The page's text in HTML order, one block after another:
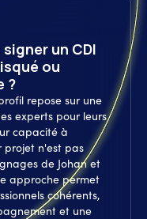
un CDI
ou
?
repose sur une
experts pour leurs
capacité à
projet n'est pas
de Johan et
approche permet
cohérents,
et une